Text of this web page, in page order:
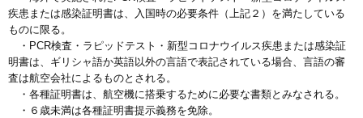
疾患または感染証明書は、入国時の必要条件（上記２）を満たしている
ものに限る。
・PCR検査・ラピッドテスト・新型コロナウイルス疾患または感染証
明書は、ギリシャ語か英語以外の言語で表記されている場合、言語の審
査は航空会社によるものとされる。
・各種証明書は、航空機に搭乗するために必要な書類とみなされる。
・６歳未満は各種証明書提示義務を免除。